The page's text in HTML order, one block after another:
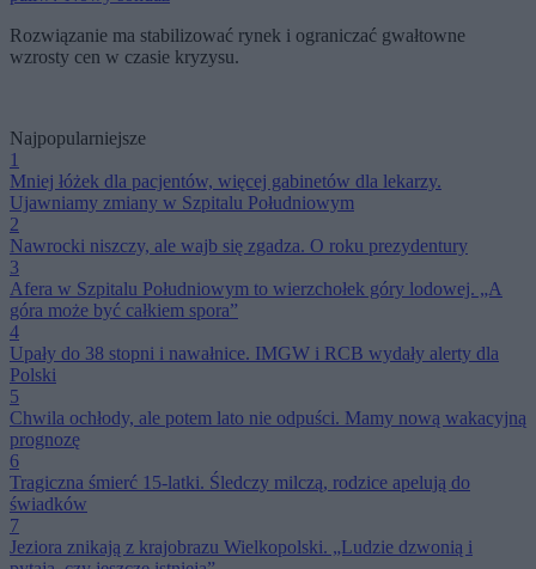
Rozwiązanie ma stabilizować rynek i ograniczać gwałtowne
wzrosty cen w czasie kryzysu.
Najpopularniejsze
1
Mniej łóżek dla pacjentów, więcej gabinetów dla lekarzy.
Ujawniamy zmiany w Szpitalu Południowym
2
Nawrocki niszczy, ale wajb się zgadza. O roku prezydentury
3
Afera w Szpitalu Południowym to wierzchołek góry lodowej. „A
góra może być całkiem spora”
4
Upały do 38 stopni i nawałnice. IMGW i RCB wydały alerty dla
Polski
5
Chwila ochłody, ale potem lato nie odpuści. Mamy nową wakacyjną
prognozę
6
Tragiczna śmierć 15-latki. Śledczy milczą, rodzice apelują do
świadków
7
Jeziora znikają z krajobrazu Wielkopolski. „Ludzie dzwonią i